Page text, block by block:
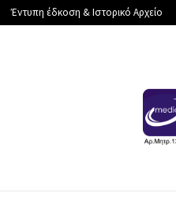
Έντυπη έδκοση & Ιστορικό Αρχείο